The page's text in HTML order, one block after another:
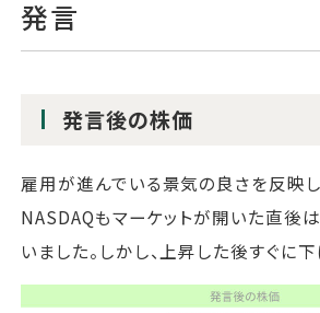
発言
発言後の株価
雇用が進んでいる景気の良さを反映し
NASDAQもマーケットが開いた直後
いました。しかし、上昇した後すぐに